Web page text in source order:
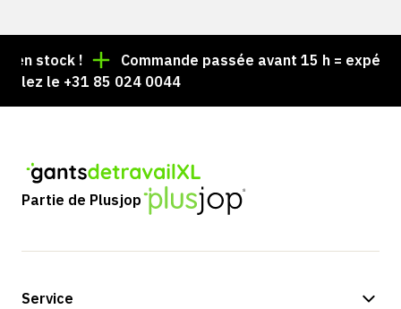
stock !
Commande passée avant 15 h = expédiée
le +31 85 024 0044
Partie de Plusjop
Service